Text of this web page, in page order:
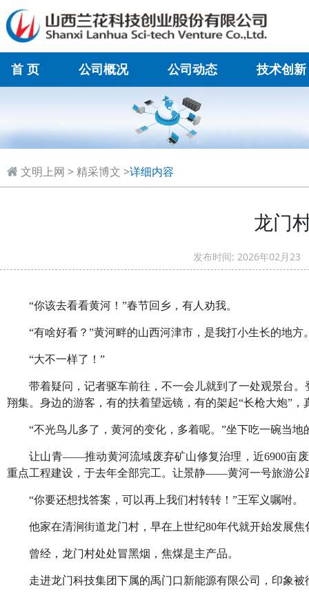
首 页 公司概况 公司动态
技术创新
文明上网 >精采博文 >详细内容
龙门
发布时间: 2026年02月
“你该去看看黄河！”春节回乡，有人劝我。
“有啥好看？”黄河畔的山西河津市，是我打小生长的地
“大不一样了！”
带着疑问，记者驱车前往，不一会儿就到了一处观景台
翔集。身边的游客，有的扶着望远镜，有的架起“长枪大炮”，
“不光鸟儿多了，黄河的变化，多着呢。”坐下吃一碗当
让山青——推动黄河流域废弃矿山修复治理，近6900亩
重点工程建设，于去年全部完工。让景静——黄河一号旅游公
“你要还想找答案，可以再上我们村转转！”王军义嘱咐。
他家在清涧街道龙门村，早在上世纪80年代就开始发展
曾经，龙门村处处冒黑烟，焦煤是主产品。
走进龙门科技集团下属的禹门口新能源有限公司，印象被